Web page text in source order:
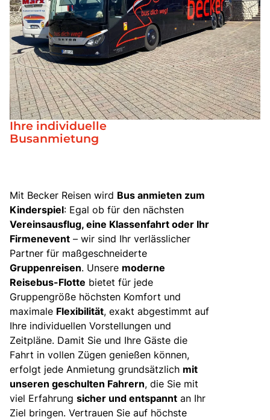
Bus mieten
Katalog anfordern
Gutscheine
Service & Kontakt
Ihre individuelle
Busanmietung
Mit Becker Reisen wird Bus anmieten zum
Kinderspiel: Egal ob für den nächsten
Vereinsausflug, eine Klassenfahrt oder Ihr
Firmenevent – wir sind Ihr verlässlicher
Partner für maßgeschneiderte
Gruppenreisen. Unsere moderne
Reisebus-Flotte bietet für jede
Gruppengröße höchsten Komfort und
maximale Flexibilität, exakt abgestimmt auf
Ihre individuellen Vorstellungen und
Zeitpläne. Damit Sie und Ihre Gäste die
Fahrt in vollen Zügen genießen können,
erfolgt jede Anmietung grundsätzlich mit
unseren geschulten Fahrern, die Sie mit
viel Erfahrung sicher und entspannt an Ihr
Ziel bringen. Vertrauen Sie auf höchste